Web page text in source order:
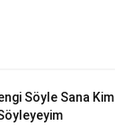
Söyle Sana Kim